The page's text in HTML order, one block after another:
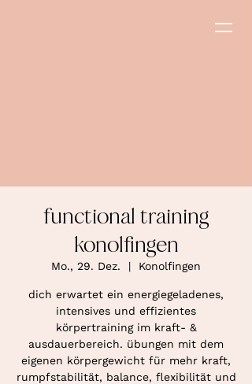
functional training
konolfingen
Mo., 29. Dez.
  |
Konolfingen
dich erwartet ein energiegeladenes,
intensives und effizientes
körpertraining im kraft- &
ausdauerbereich. übungen mit dem
eigenen körpergewicht für mehr kraft,
rumpfstabilität, balance, flexibilität und